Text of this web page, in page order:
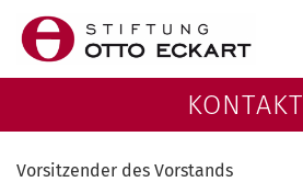
KONTAKT
Vorsitzender des Vorstands